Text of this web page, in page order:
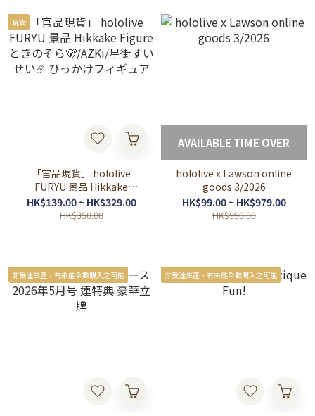
現貨
「官品現貨」 hololive
FURYU 景品 Hikkake
Figure ときのそら🐻/AZKi/
星街すいせい☄️ ひっかけフ
HK$139.00 ~ HK$329.00
HK$350.00
AVAILABLE TIME OVER
hololive x Lawson online
goods 3/2026
HK$99.00 ~ HK$979.00
HK$990.00
非受注生產，有未能全數購入之可能 非受注生產，有未能全數購入之可能